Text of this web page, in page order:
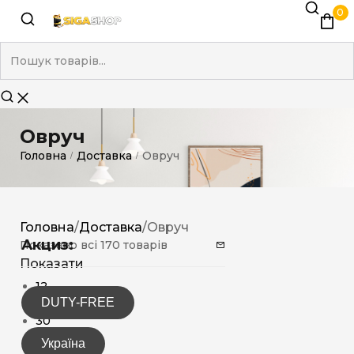
0
Овруч
Головна / Доставка / Овруч
Акциз:
DUTY-FREE
Україна
Головна/Доставка/Овруч
Показано всі 170 товарів
Показати
12
15
30